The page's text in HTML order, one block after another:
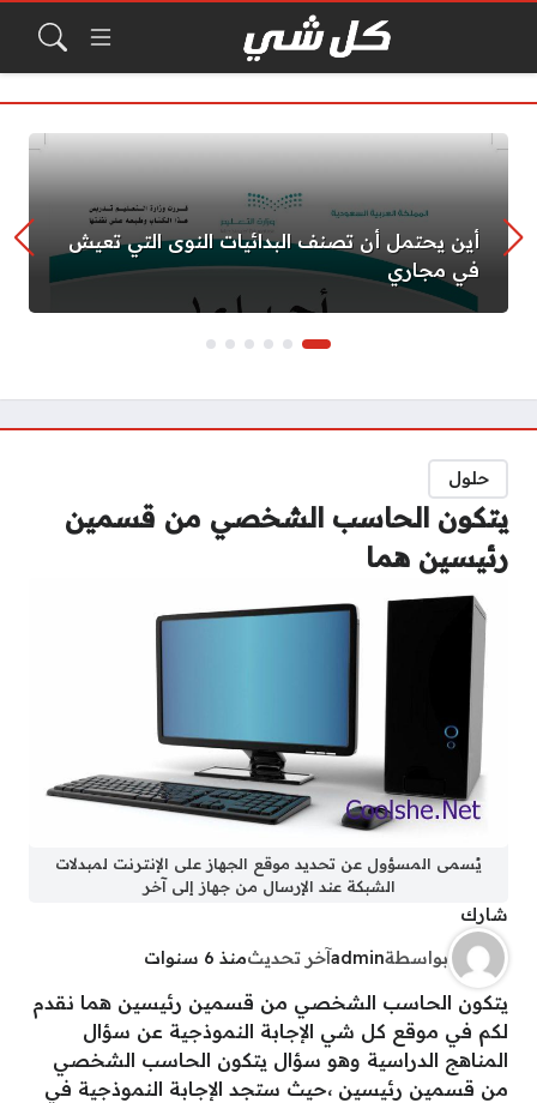
أين يحتمل أن تصنف البدائيات النوى التي تعيش
في مجاري
حلول
يتكون الحاسب الشخصي من قسمين
رئيسين هما
يُسمى المسؤول عن تحديد موقع الجهاز على الإنترنت لمبدلات
الشبكة عند الإرسال من جهاز إلى آخر
شارك
بواسطةadminآخر تحديثمنذ 6 سنوات
يتكون الحاسب الشخصي من قسمين رئيسين هما نقدم
لكم في موقع كل شي الإجابة النموذجية عن سؤال
المناهج الدراسية وهو سؤال يتكون الحاسب الشخصي
من قسمين رئيسين ،حيث ستجد الإجابة النموذجية في